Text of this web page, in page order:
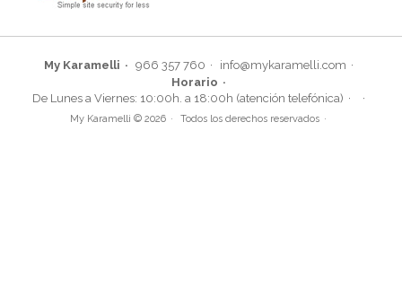
My Karamelli 966 357 760
info@mykaramelli.com
Horario
De Lunes a Viernes: 10:00h. a 18:00h (atención telefónica)
My Karamelli © 2026 Todos los derechos reservados